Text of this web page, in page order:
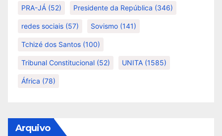
PRA-JÁ (52) Presidente da República (346)
redes sociais (57) Sovismo (141)
Tchizé dos Santos (100)
Tribunal Constitucional (52) UNITA (1585)
África (78)
Arquivo